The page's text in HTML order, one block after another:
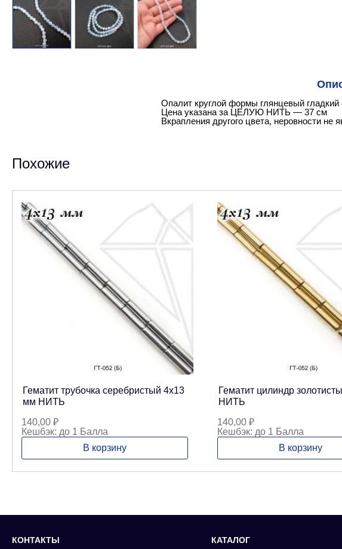
Опалит круглой формы глянцевый
Цена указана за ЦЕЛУЮ НИТЬ — 37 см
Вкрапления другого цвета, неровности не
Похожие
Гематит трубочка серебристый 4х13
мм НИТЬ
140,00 ₽
Кешбэк: до 1 Балла
В корзину
Гематит цилиндр
НИТЬ
140,00 ₽
Кешбэк: до 1 Балла
В корзину
КОНТАКТЫ КАТАЛОГ